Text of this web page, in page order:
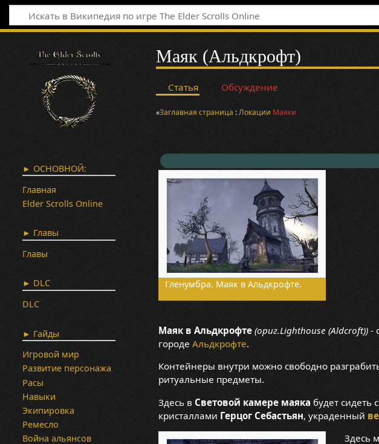
Маяк (Альдкрофт)
Статья Обсуждение
«Заглавная страница :Локации Маяки
Гленумбра. Маяк в Альдкрофте.
Маяк в Альдкрофте (ориг.Lighthouse (Aldcroft)) -
городеАльдкрофте.
Контейнеры внутри можно свободно
ритуальные предметы.
Здесь вСветовой камере маяка будет сидеть
кристаллами Герцог Себастьян, украденный
Здесь
► ОСНОВНОЙ:
Главная
Elder Scrolls Online
► Главы
Главы
► DLC
DLC
► Гайды
Игровой мир
Развитие персонажа
Расы
Навыки
Экипировка
Ремесло
Война альянсов